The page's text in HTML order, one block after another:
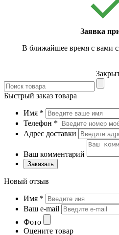
Заявка
В ближайшее время с вами
Быстрый заказ товара
Имя *
Телефон *
Адрес доставки
Ваш комментарий
Заказать
Новый отзыв
Имя *
Ваш e-mail
Фото
Оцените товар